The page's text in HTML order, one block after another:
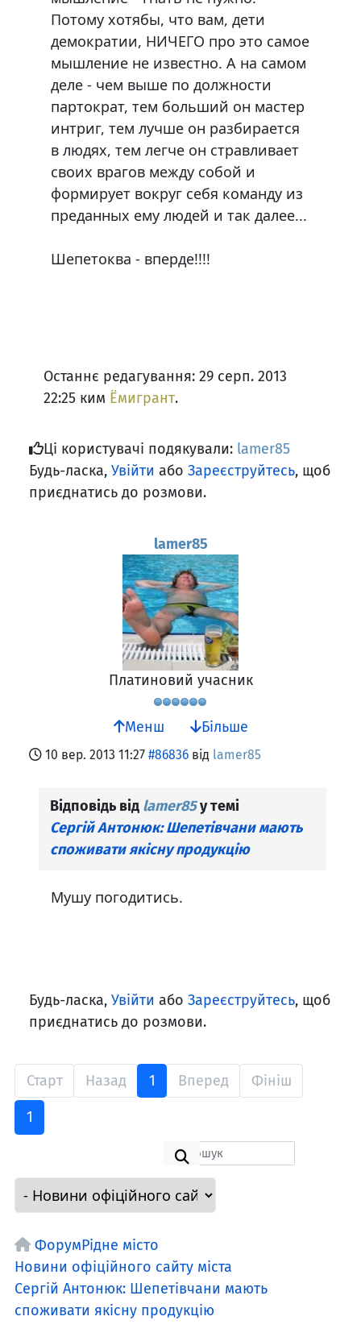
Потому xотябы, что вам, дети
демократии, НИЧЕГО про это самое
мышление не известно. А на самом
деле - чем выше по должности
партократ, тем больший он мастер
интриг, тем лучше он разбирается
в людяx, тем легче он стравливает
своиx врагов между собой и
формирует вокруг себя команду из
преданныx ему людей и так далее...
Шепетоква - вперде!!!!
Останнє редагування: 29 серп. 2013
22:25 ким Ёмигрант.
Ці користувачі подякували: lamer85
Будь-ласка, Увійти або Зареєструйтесь, щоб
приєднатись до розмови.
lamer85
Платиновий учасник
Менш Більше
10 вер. 2013 11:27 #86836 від lamer85
Відповідь від lamer85у темі
Сергій Антонюк: Шепетівчани мають
споживати якісну продукцію
Мушу погодитись.
Будь-ласка, Увійти або Зареєструйтесь, щоб
приєднатись до розмови.
Старт Назад 1 Вперед Фініш
1
ФорумРідне місто
Новини офіційного сайту міста
Сергій Антонюк: Шепетівчани мають
споживати якісну продукцію